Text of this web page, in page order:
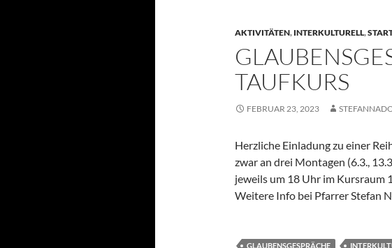
AKTIVITÄTEN, INTERKULTURELL,START
TAUFKURS
FEBRUAR 23, 2023
Herzliche Einladung zu einer
zwar an drei Montagen (6.3.,
jeweils um 18 Uhr im Kursraum
Weitere Info bei Pfarrer Stefan
GLAUBENSGESPRÄCHE